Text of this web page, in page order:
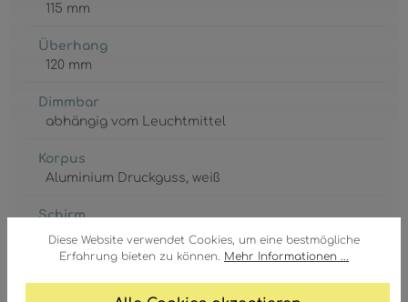
Diese Website verwendet Cookies, um eine bestmögliche
Erfahrung bieten zu können. Mehr Informationen ...
115 mm
Überhang
120 mm
Dimmbar
abhängig vom Leuchtmittel
Korpus
Aluminium Druckguss, weiß
Schirm
Beton, hellgrau, grau